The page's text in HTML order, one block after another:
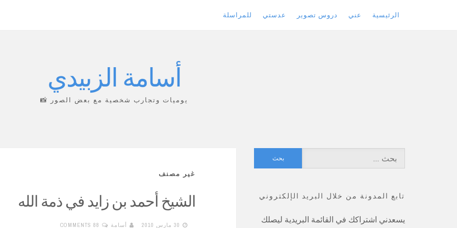
الرئيسية عني دروس تصوير عدستي للمراسلة
أسامة الزبيدي
يوميات وتجارب شخصية مع بعض الصور 📸
غير مصنف
الشيخ أحمد بن زايد في ذمة الله
30 مارس 2010 أسامة 88 COMMENTS
البحث
عن:
تابع المدونة من خلال البريد الإلكتروني
يسعدني اشتراكك في القائمة البريدية ليصلك